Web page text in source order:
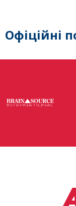
Офіційні